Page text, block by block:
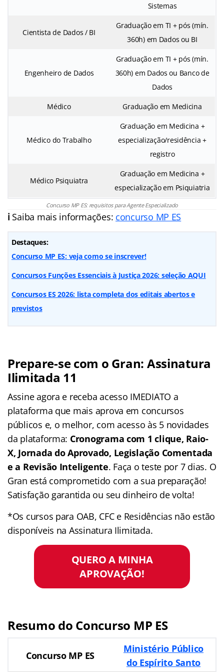
Sistemas
Cientista de Dados / BI
Graduação em TI + pós (mín.
360h) em Dados ou BI
Engenheiro de Dados
Graduação em TI + pós (mín.
360h) em Dados ou Banco de
Dados
Médico Graduação em Medicina
Médico do Trabalho
Graduação em Medicina +
especialização/residência +
registro
Médico Psiquiatra
Graduação em Medicina +
especialização em Psiquiatria
Concurso MP ES: requisitos para Agente Especializado
ℹ️ Saiba mais informações: concurso MP ES
Destaques:
Concurso MP ES: veja como se inscrever!
Concursos Funções Essenciais à Justiça 2026: seleção AQUI
Concursos ES 2026: lista completa dos editais abertos e
previstos
Prepare-se com o Gran: Assinatura
Ilimitada 11
Assine agora e receba acesso IMEDIATO a
plataforma que mais aprova em concursos
públicos e, o melhor, com acesso às 5 novidades
da plataforma: Cronograma com 1 clique, Raio-
X, Jornada do Aprovado, Legislação Comentada
e a Revisão Inteligente. Faça o teste por 7 dias. O
Gran está comprometido com a sua preparação!
Satisfação garantida ou seu dinheiro de volta!
*Os cursos para OAB, CFC e Residências não estão
disponíveis na Assinatura Ilimitada.
QUERO A MINHA
APROVAÇÃO!
Resumo do Concurso MP ES
Concurso MP ES
Ministério Público
do Espírito Santo